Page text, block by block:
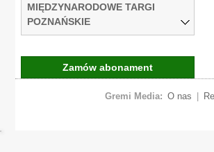
MIĘDZYNARODOWE TARGI
POZNAŃSKIE
Zamów abonament
Gremi Media: O nas